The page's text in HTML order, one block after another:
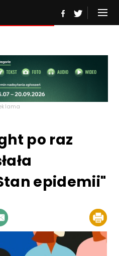
po raz
epidemii"